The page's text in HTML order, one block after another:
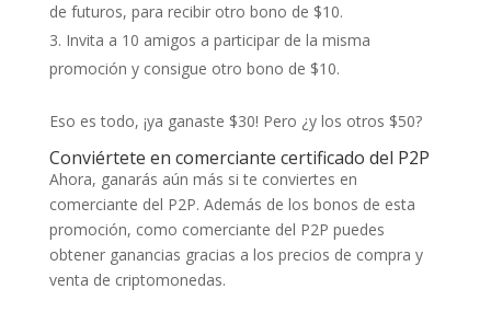
de futuros, para recibir otro bono de $10.
Invita a 10 amigos a participar de la misma
promoción y consigue otro bono de $10.
Eso es todo, ¡ya ganaste $30! Pero ¿y los otros $50?
Conviértete en comerciante certificado del P2P
Ahora, ganarás aún más si te conviertes en
comerciante del P2P. Además de los bonos de esta
promoción, como comerciante del P2P puedes
obtener ganancias gracias a los precios de compra y
venta de criptomonedas.